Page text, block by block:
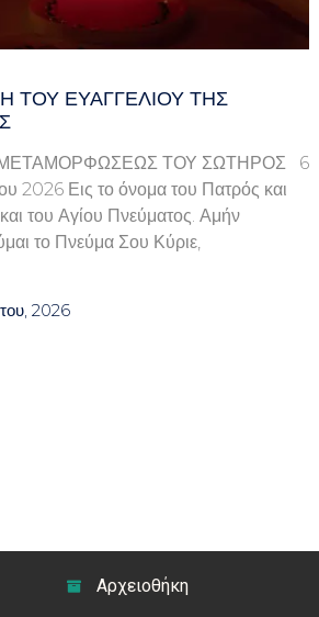
ΤΟΥ ΕΥΑΓΓΕΛΊΟΥ ΤΗΣ
ΤΟΥ ΣΩΤΗΡΟΣ 6
2026 Εις το όνομα του Πατρός και
του Αγίου Πνεύματος. Αμήν
το Πνεύμα Σου Κύριε,
2026
Αρχειοθήκη